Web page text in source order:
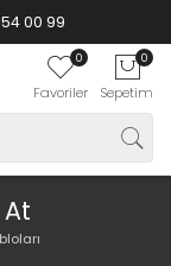
00 99
0
Favoriler
0
Sepetim